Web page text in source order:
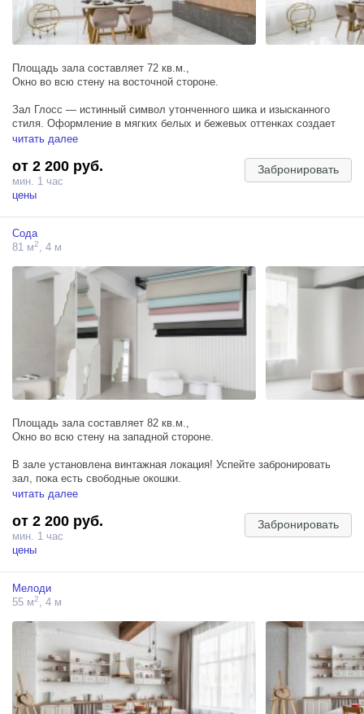
Площадь зала составляет 72 кв.м.,
Окно во всю стену на восточной стороне.
Зал Глосс — истинный символ утонченного шика и изысканного
стиля. Оформление в мягких белых и бежевых оттенках создает
ощущение легкости и благородства, а черные акценты вносят
Подойдет для индивидуальной, семейной и фотосессии для двоих.
— зона гостиной с диваном, журнальным столиком, камином и
настенными картинами;
— зона кухни светлых тонов со столешницей под камень
— обеденная зона с сервировкой на 4 персоны;
— декоративная стеновая панель под мрамор;
— колонны с декором под мрамор;
— большое панорамное окно.
читать далее
от 2 200 руб.
мин. 1 час
цены
Забронировать
Сода
81 м2 , 4 м
Площадь зала составляет 82 кв.м.,
Окно во всю стену на западной стороне.
В зале установлена винтажная локация! Успейте забронировать
зал, пока есть свободные окошки.
Сода — светлый минималистичный зал, с дизайнерской мебелью
Подойдет для контент съемки, индивидуальной и фотосессии для
двоих.
ЛОКАЦИИ ЗАЛА:
— винтажная локация;
— зона с белым креслом и журнальными столиками на фоне
— система бумажных фонов (НАЛИЧИЕ ЦВЕТОВ УТОЧНЯЙТЕ У
НАШИХ АДМИНИСТРАТОРОВ ПЕРЕД БРОНИРОВАНИЕМ);
— блэкаут шторы.
читать далее
от 2 200 руб.
мин. 1 час
цены
Забронировать
Мелоди
55 м2 , 4 м